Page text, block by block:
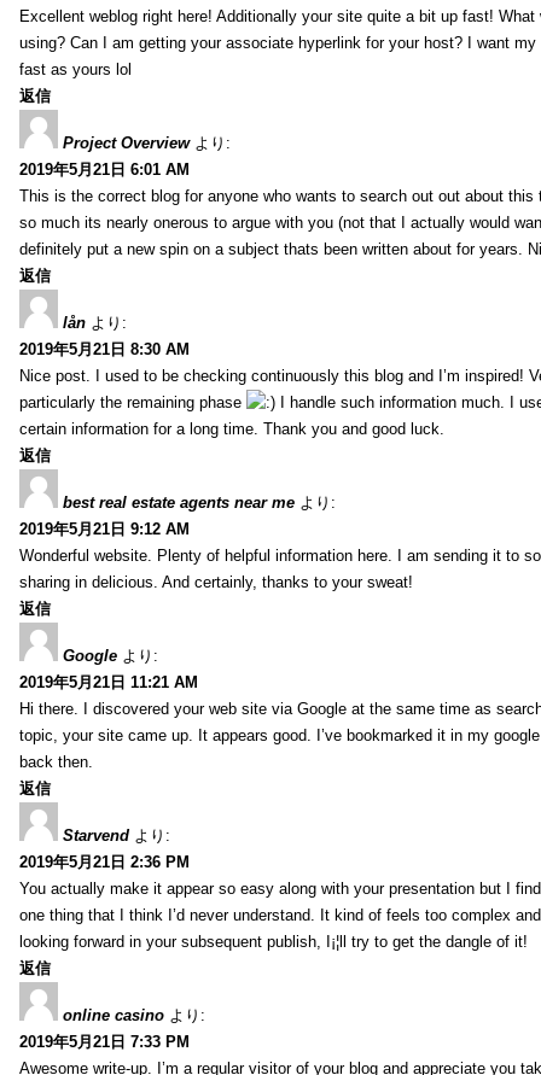
Excellent weblog right here! Additionally your site quite a bit up fast! What
using? Can I am getting your associate hyperlink for your host? I want
fast as yours lol
返信
Project Overview より:
2019年5月21日 6:01 AM
This is the correct blog for anyone who wants to search out out about this
so much its nearly onerous to argue with you (not that I actually would
definitely put a new spin on a subject thats been written about for years.
返信
lån より:
2019年5月21日 8:30 AM
Nice post. I used to be checking continuously this blog and I’m inspired!
particularly the remaining phase
I handle such information much. I
certain information for a long time. Thank you and good luck.
返信
best real estate agents near me より:
2019年5月21日 9:12 AM
Wonderful website. Plenty of helpful information here. I am sending it to
sharing in delicious. And certainly, thanks to your sweat!
返信
Google より:
2019年5月21日 11:21 AM
Hi there. I discovered your web site via Google at the same time as
topic, your site came up. It appears good. I’ve bookmarked it in my
back then.
返信
Starvend より:
2019年5月21日 2:36 PM
You actually make it appear so easy along with your presentation but I
one thing that I think I’d never understand. It kind of feels too complex
looking forward in your subsequent publish, I¡¦ll try to get the dangle of it!
返信
online casino より:
2019年5月21日 7:33 PM
Awesome write-up. I’m a regular visitor of your blog and appreciate you